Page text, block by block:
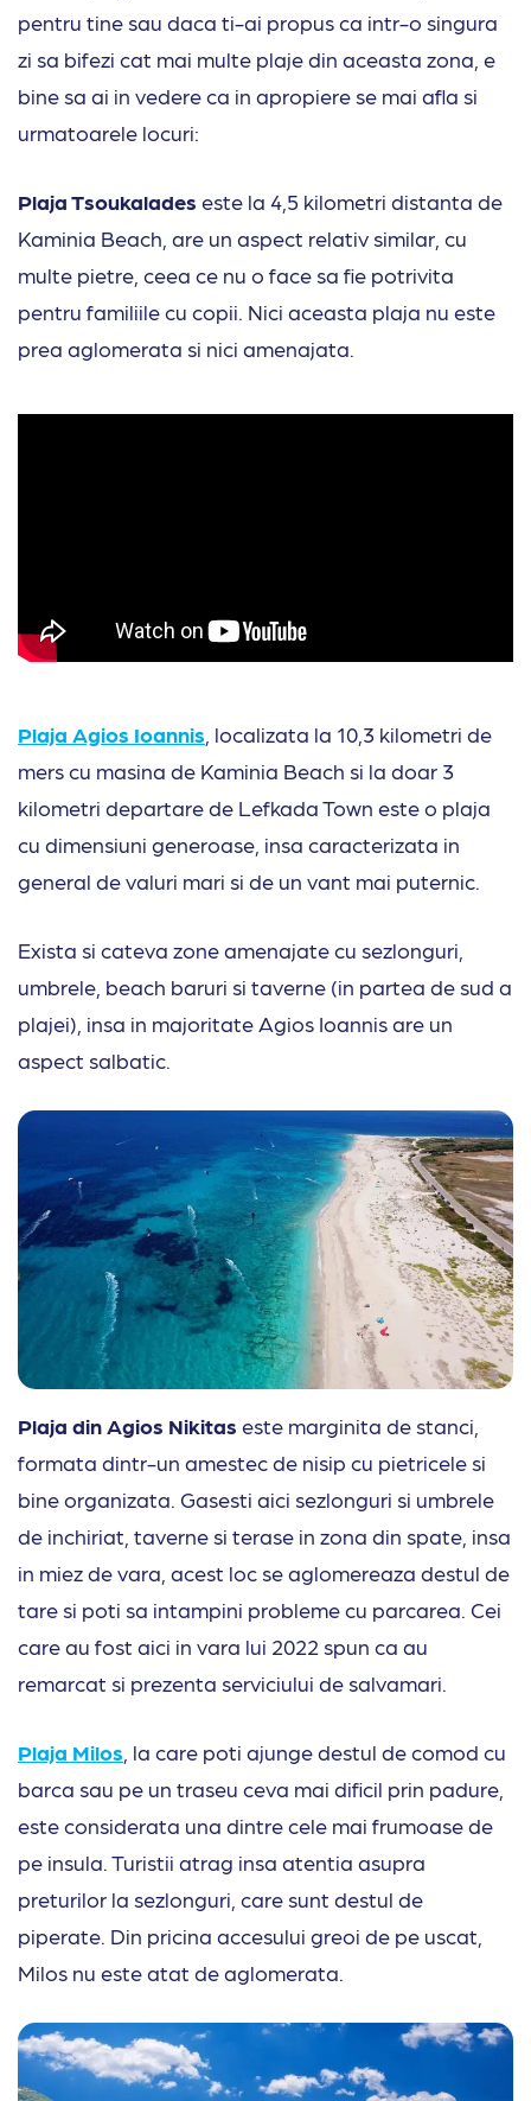
pentru tine sau daca ti-ai propus ca intr-o singura
zi sa bifezi cat mai multe plaje din aceasta zona, e
bine sa ai in vedere ca in apropiere se mai afla si
urmatoarele locuri:
Plaja Tsoukalades este la 4,5 kilometri distanta de
Kaminia Beach, are un aspect relativ similar, cu
multe pietre, ceea ce nu o face sa fie potrivita
pentru familiile cu copii. Nici aceasta plaja nu este
prea aglomerata si nici amenajata.
Plaja Agios Ioannis , localizata la 10,3 kilometri de
mers cu masina de Kaminia Beach si la doar 3
kilometri departare de Lefkada Town este o plaja
cu dimensiuni generoase, insa caracterizata in
general de valuri mari si de un vant mai puternic.
Exista si cateva zone amenajate cu sezlonguri,
umbrele, beach baruri si taverne (in partea de sud a
plajei), insa in majoritate Agios Ioannis are un
aspect salbatic.
Plaja din Agios Nikitas este marginita de stanci,
formata dintr-un amestec de nisip cu pietricele si
bine organizata. Gasesti aici sezlonguri si umbrele
de inchiriat, taverne si terase in zona din spate, insa
in miez de vara, acest loc se aglomereaza destul de
tare si poti sa intampini probleme cu parcarea. Cei
care au fost aici in vara lui 2022 spun ca au
remarcat si prezenta serviciului de salvamari.
Plaja Milos , la care poti ajunge destul de comod cu
barca sau pe un traseu ceva mai dificil prin padure,
este considerata una dintre cele mai frumoase de
pe insula. Turistii atrag insa atentia asupra
preturilor la sezlonguri, care sunt destul de
piperate. Din pricina accesului greoi de pe uscat,
Milos nu este atat de aglomerata.